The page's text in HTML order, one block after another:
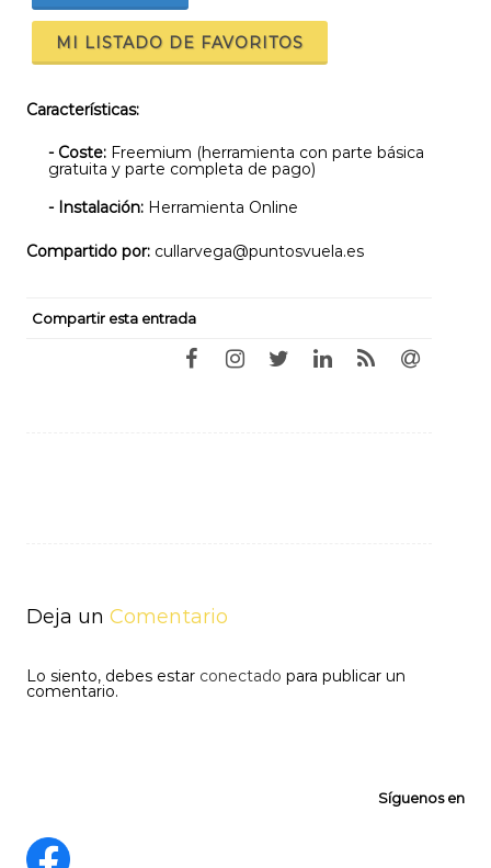
MI LISTADO DE FAVORITOS
Características:
- Coste: Freemium (herramienta con parte básica
gratuita y parte completa de pago)
- Instalación: Herramienta Online
Compartido por: cullarvega@puntosvuela.es
Compartir esta entrada
Deja un Comentario
Lo siento, debes estar conectado para publicar un
comentario.
Síguenos en